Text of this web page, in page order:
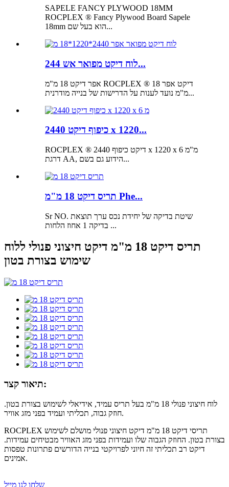
SAPELE FANCY PLYWOOD 18MM
ROCPLEX ® Fancy Plywood Board Sapele
18mm הוא בעל שם...
לוח דיקט מפואר אש 244...
אפר דיקט 18 מ"מ ROCPLEX ® דיקט אפר 18
מ"מ נועד לענות על הדרישות של בנייה מודרנית...
כיפוף דיקט 2440 x 1220...
ROCPLEX ® דיקט כיפוף 2440 x 1220 x 6 מ"מ
דרגת AA, הידוע גם בשם...
תריס דיקט 18 מ"מ Phe...
Sr NO. שיטת בדיקה של יחידת נכס ערך תוצאת
בדיקה 1 אחוז הלחות ...
תריס דיקט 18 מ"מ דיקט חיצוני פנולי ללוח
שימוש בצורת בטון
תיאור קצר:
לוח חיצוני פנולי 18 מ"מ בעל תריס עמיד, אידיאלי לשימוש בצורת בטון.
חוזק גבוה, תכליתי ועמיד בפני מזג אוויר.
ROCPLEX תריסי דיקט 18 מ"מ דיקט חיצוני פנולי מושלם לשימוש
בצורת בטון. החוזק הגבוה שלו ועמידות בפני מזג האוויר מבטיחים עמידות.
דיקט רב תכליתי זה חיוני לפרויקטי בנייה הדורשים פתרונות טפסות
אמינים.
שלחו לנו מייל